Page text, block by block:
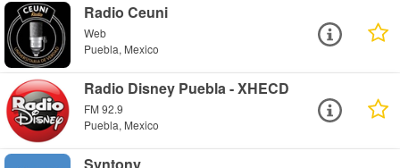
Radio Ceuni
Web
Puebla, Mexico
Radio Disney Puebla - XHECD
FM 92.9
Puebla, Mexico
Syntony